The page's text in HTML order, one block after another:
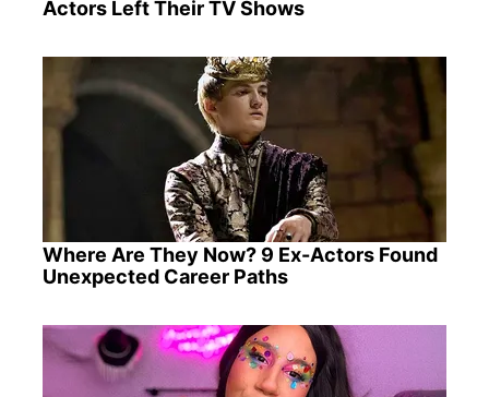
Actors Left Their TV Shows
Where Are They Now? 9 Ex-Actors Found
Unexpected Career Paths